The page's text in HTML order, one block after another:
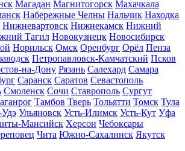
Магадан Магнитогорск Махачкала
Набережные Челны Нальчик Находка
Нижневартовск Нижнекамск Нижний
Тагил Новокузнецк Новосибирск
Норильск Омск Оренбург Орёл Пенза
Петропавловск-Камчатский Псков
на-Дону Рязань Салехард Самара
Саранск Саратов Севастополь
Смоленск Сочи Ставрополь Сургут
Тамбов Тверь Тольятти Томск Тула
Ульяновск Усть-Илимск Усть-Кут Уфа
Мансийск Херсон Чебоксары
Чита Южно-Сахалинск Якутск